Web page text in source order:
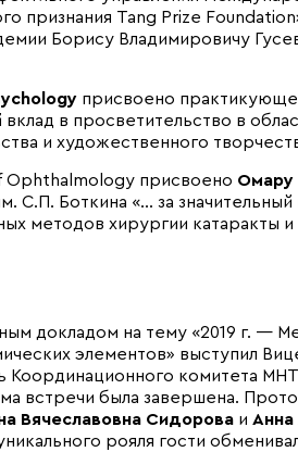
признания Tang Prize
Борису Владимировичу
присвоено
в просветительство в
и художественного
Ophthalmology присвоено Омару
С.П. Боткина «… за
методов хирургии катаракты и
докладом на тему «2019 г. —
элементов» выступил
Координационного комитета
встречи была завершена.
Вячеславовна Сидорова и Анна
рояля гости